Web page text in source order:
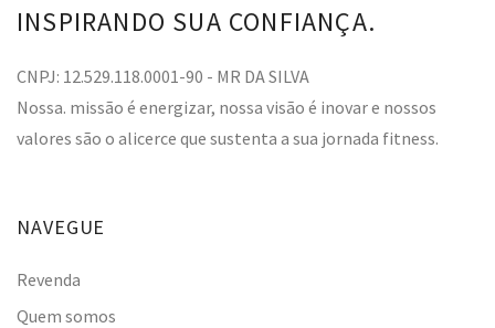
INSPIRANDO SUA CONFIANÇA.
CNPJ: 12.529.118.0001-90 - MR DA SILVA
Nossa. missão é energizar, nossa visão é inovar e nossos
valores são o alicerce que sustenta a sua jornada fitness.
NAVEGUE
Revenda
Quem somos